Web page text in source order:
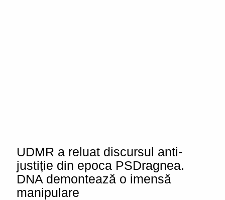
UDMR a reluat discursul anti-
justiție din epoca PSDragnea.
DNA demontează o imensă
manipulare